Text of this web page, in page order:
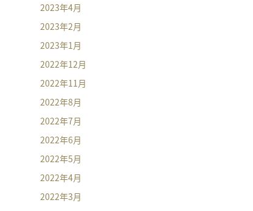
2023年4月
2023年2月
2023年1月
2022年12月
2022年11月
2022年8月
2022年7月
2022年6月
2022年5月
2022年4月
2022年3月